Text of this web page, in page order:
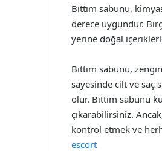
Bıttım sabunu,
derece uygundur.
yerine doğal
Bıttım sabunu,
sayesinde cilt ve saç
olur. Bıttım sabunu
çıkarabilirsiniz.
kontrol etmek ve
escort